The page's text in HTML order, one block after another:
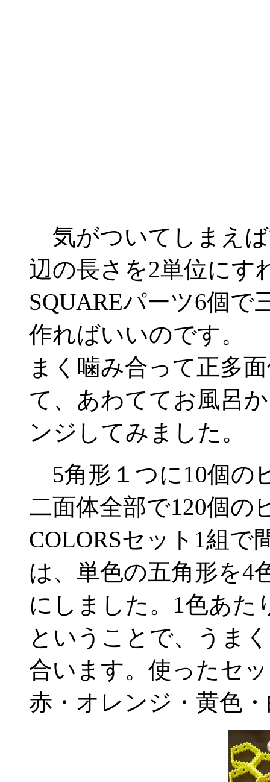
気がついてしまえ
辺の長さを2単位にす
SQUAREパーツ6個で
作ればいいのです。
まく噛み合って正多
て、あわててお風呂
ンジしてみました。
5角形１つに10個の
二面体全部で120個の
COLORSセット1組で
は、単色の五角形を4
にしました。1色あた
ということで、うま
合います。使ったセ
赤・オレンジ・黄色